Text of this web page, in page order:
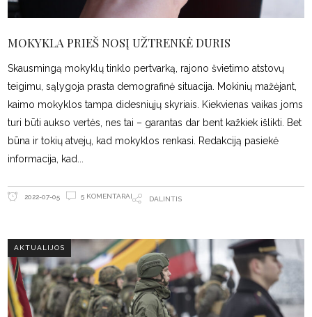
MOKYKLA PRIEŠ NOSĮ UŽTRENKĖ DURIS
Skausmingą mokyklų tinklo pertvarką, rajono švietimo atstovų
teigimu, sąlygoja prasta demografinė situacija. Mokinių mažėjant,
kaimo mokyklos tampa didesniųjų skyriais. Kiekvienas vaikas joms
turi būti aukso vertės, nes tai – garantas dar bent kažkiek išlikti. Bet
būna ir tokių atvejų, kad mokyklos renkasi. Redakciją pasiekė
informacija, kad
2022-07-05 5 KOMENTARAI DALINTIS
AKTUALIJOS